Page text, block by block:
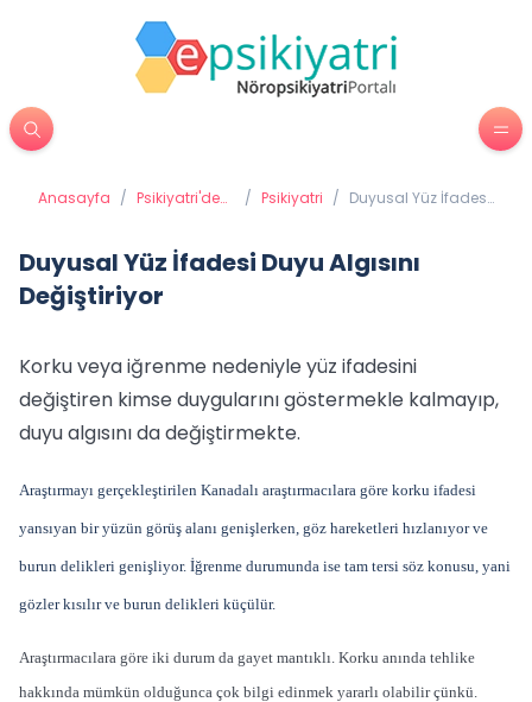
Anasayfa / Psikiyatri'de
/ Psikiyatri / Duyusal Yüz İfadesi
Duyusal Yüz İfadesi Duyu Algısını
Değiştiriyor
Korku veya iğrenme nedeniyle yüz ifadesini
değiştiren kimse duygularını göstermekle kalmayıp,
duyu algısını da değiştirmekte.
Araştırmayı gerçekleştirilen Kanadalı araştırmacılara göre korku ifadesi
yansıyan bir yüzün görüş alanı genişlerken, göz hareketleri hızlanıyor ve
burun delikleri genişliyor. İğrenme durumunda ise tam tersi söz konusu, yani
gözler kısılır ve burun delikleri küçülür.
Araştırmacılara göre iki durum da gayet mantıklı. Korku anında tehlike
hakkında mümkün olduğunca çok bilgi edinmek yararlı olabilir çünkü.